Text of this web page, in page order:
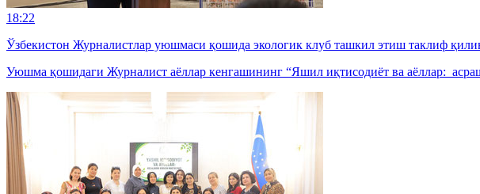
18:22
Ўзбекистон Журналистлар уюшмаси қошида экологик клуб ташкил этиш таклиф
Уюшма қошидаги Журналист аёллар кенгашининг “Яшил иқтисодиёт ва аёллар: